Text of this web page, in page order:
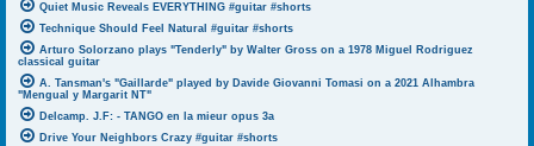
Quiet Music Reveals EVERYTHING #guitar #shorts
Technique Should Feel Natural #guitar #shorts
Arturo Solorzano plays "Tenderly" by Walter Gross on a 1978 Miguel Rodriguez
classical guitar
A. Tansman's "Gaillarde" played by Davide Giovanni Tomasi on a 2021 Alhambra
"Mengual y Margarit NT"
Delcamp. J.F: - TANGO en la mieur opus 3a
Drive Your Neighbors Crazy #guitar #shorts